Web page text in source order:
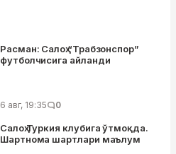
Расман: Салоҳ “Трабзонспор”
футболчисига айланди
6 авг, 19:35 0
Салоҳ Туркия клубига ўтмоқда.
Шартнома шартлари маълум